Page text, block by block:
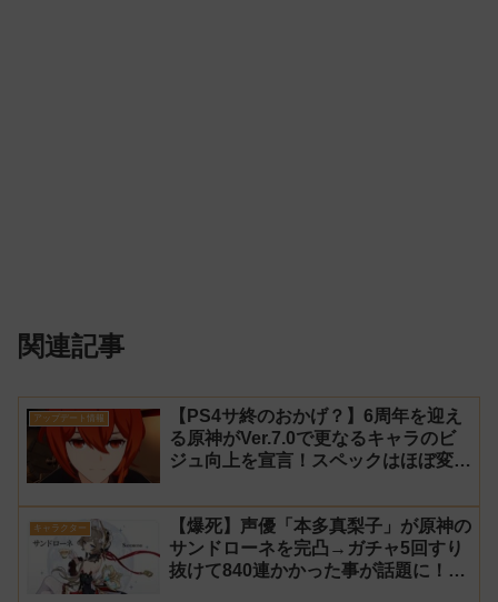
関連記事
アップデート情報
【PS4サ終のおかげ？】6周年を迎え
る原神がVer.7.0で更なるキャラのビ
ジュ向上を宣言！スペックはほぼ変わ
キャラクター
【爆死】声優「本多真梨子」が原神の
サンドローネを完凸→ガチャ5回すり
抜けて840連かかった事が話題に！